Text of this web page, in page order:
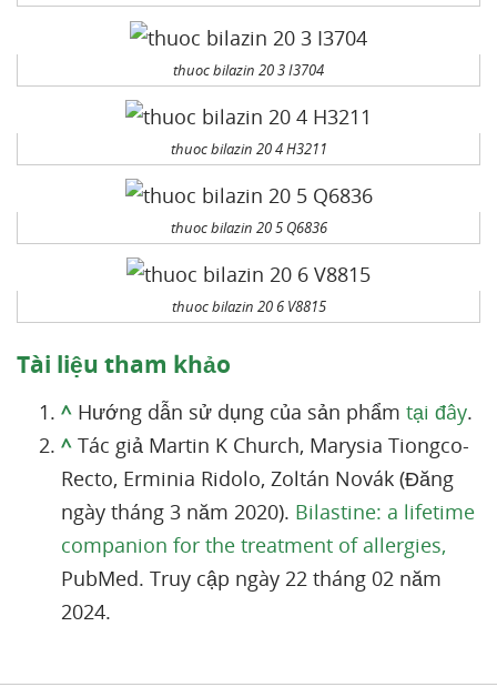
thuoc bilazin 20 3 I3704
thuoc bilazin 20 4 H3211
thuoc bilazin 20 5 Q6836
thuoc bilazin 20 6 V8815
Tài liệu tham khảo
^ Hướng dẫn sử dụng của sản phẩm tại đây.
^ Tác giả Martin K Church, Marysia Tiongco-
Recto, Erminia Ridolo, Zoltán Novák (Đăng
ngày tháng 3 năm 2020). Bilastine: a lifetime
companion for the treatment of allergies,
PubMed. Truy cập ngày 22 tháng 02 năm
2024.